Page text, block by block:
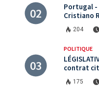
Portugal -
Cristiano
204
POLITIQUE
contrat
saturée.
175